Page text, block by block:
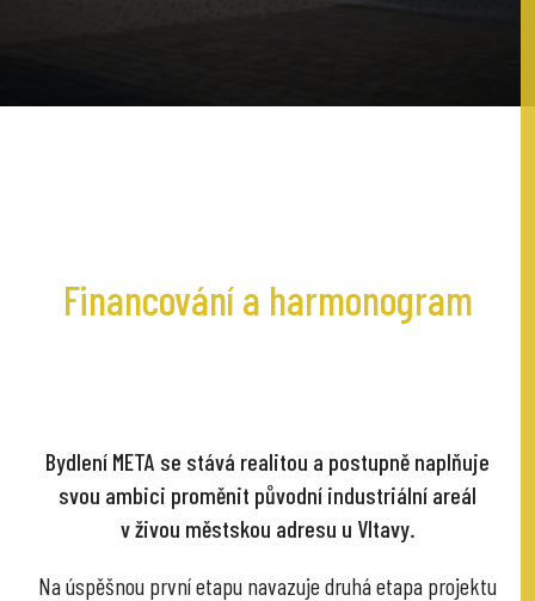
Financování a harmonogram
Bydlení META se stává realitou a postupně naplňuje
svou ambici proměnit původní industriální areál
v živou městskou adresu u Vltavy.
Na úspěšnou první etapu navazuje druhá etapa projektu